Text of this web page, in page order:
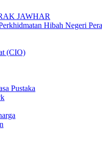
JAWHAR
Hibah Negeri
(CIO)
Pustaka